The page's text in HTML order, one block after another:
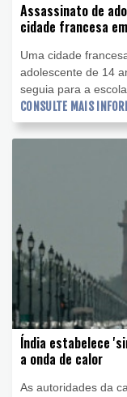
Assassinato de
cidade francesa
Uma cidade
adolescente de 14
seguia para a escola.
CONSULTE MAIS
Índia estabelece
a onda de calor
As autoridades da